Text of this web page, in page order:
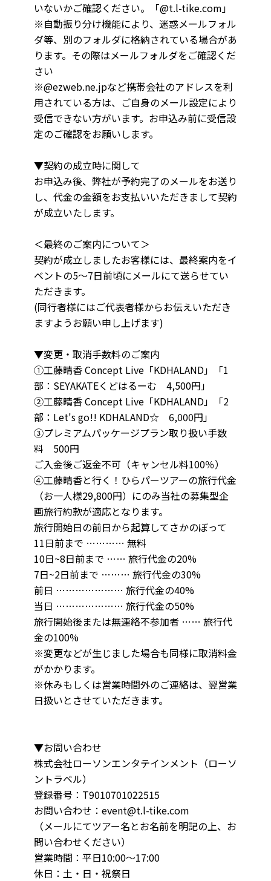
いないかご確認ください。「@t.l-tike.com」
※自動振り分け機能により、迷惑メールフォル
ダ等、別のフォルダに格納されている場合があ
ります。その際はメールフォルダをご確認くだ
さい
※@ezweb.ne.jpなど携帯会社のアドレスを利
用されている方は、ご自身のメール設定により
受信できない方がいます。お申込み前に受信設
定のご確認をお願いします。
▼契約の成立時に関して
お申込み後、弊社が予約完了のメールをお送り
し、代金の金額をお支払いいただきまして契約
が成立いたします。
＜最終のご案内について＞
契約が成立しましたお客様には、最終案内をイ
ベントの5～7日前頃にメールにて送らせてい
ただきます。
(同行者様にはご代表者様からお伝えいただき
ますようお願い申し上げます)
▼変更・取消手数料のご案内
①工藤晴香 Concept Live「KDHALAND」「1
部：SEYAKATEくどはるーむ 4,500円」
②工藤晴香 Concept Live「KDHALAND」「2
部：Let's go!! KDHALAND☆ 6,000円」
③プレミアムパッケージプラン取り扱い手数
料 500円
ご入金後ご返金不可（キャンセル料100％）
④工藤晴香と行く！ひらパーツアーの旅行代金
（お一人様29,800円）にのみ当社の募集型企
画旅行約款が適応となります。
旅行開始日の前日から起算してさかのぼって
11日前まで ………… 無料
10日~8日前まで …… 旅行代金の20%
7日~2日前まで ……… 旅行代金の30%
前日 ………………… 旅行代金の40%
当日 ………………… 旅行代金の50%
旅行開始後または無連絡不参加者 …… 旅行代
金の100%
※変更などが生じました場合も同様に取消料金
がかかります。
※休みもしくは営業時間外のご連絡は、翌営業
日扱いとさせていただきます。
▼お問い合わせ
株式会社ローソンエンタテインメント（ローソ
ントラベル）
登録番号：T9010701022515
お問い合わせ：event@t.l-tike.com
（メールにてツアー名とお名前を明記の上、お
問い合わせください）
営業時間：平日10:00～17:00
休日：土・日・祝祭日